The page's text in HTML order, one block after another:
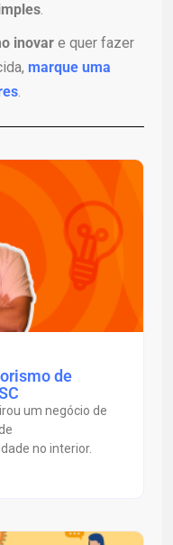
inovar e quer fazer
marque uma
de
um negócio de
no interior.